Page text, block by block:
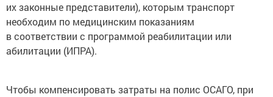
их законные представители), которым транспорт
необходим по медицинским показаниям
в соответствии с программой реабилитации или
абилитации (ИПРА).
Чтобы компенсировать затраты на полис ОСАГО, при